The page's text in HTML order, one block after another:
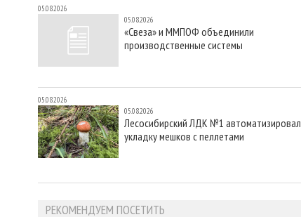
05.08.2026
05.08.2026
«Свеза» и ММПОФ объединили
производственные системы
05.08.2026
05.08.2026
Лесосибирский ЛДК №1 автоматизировал
укладку мешков с пеллетами
РЕКОМЕНДУЕМ ПОСЕТИТЬ